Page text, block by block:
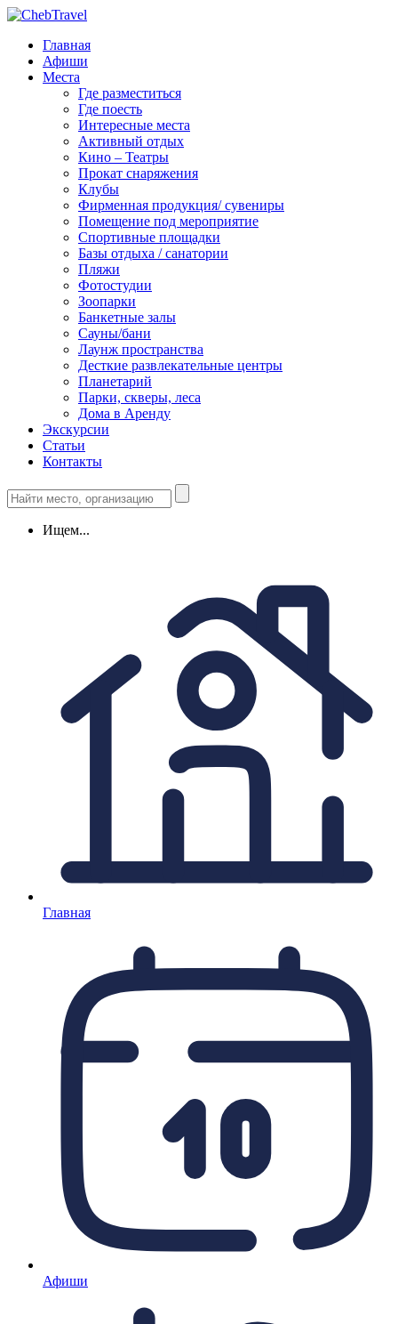
Главная
Афиши
Места
Где разместиться
Где поесть
Интересные места
Активный отдых
Кино – Театры
Прокат снаряжения
Клубы
Фирменная продукция/ сувениры
Помещение под мероприятие
Спортивные площадки
Базы отдыха / санатории
Пляжи
Фотостудии
Зоопарки
Банкетные залы
Сауны/бани
Лаунж пространства
Десткие развлекательные центры
Планетарий
Парки, скверы, леса
Дома в Аренду
Экскурсии
Статьи
Контакты
Ищем...
Главная
Афиши